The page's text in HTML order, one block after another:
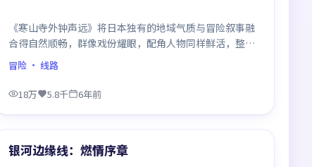
《寒山寺外钟声远》将日本独有的地域气质与冒险叙事融
合得自然顺畅，群像戏份耀眼，配角人物同样鲜活，整部
作品质感扎实。
冒险· 线路
18万 5.8千 6年前
热门
银河边缘线：燃情序章